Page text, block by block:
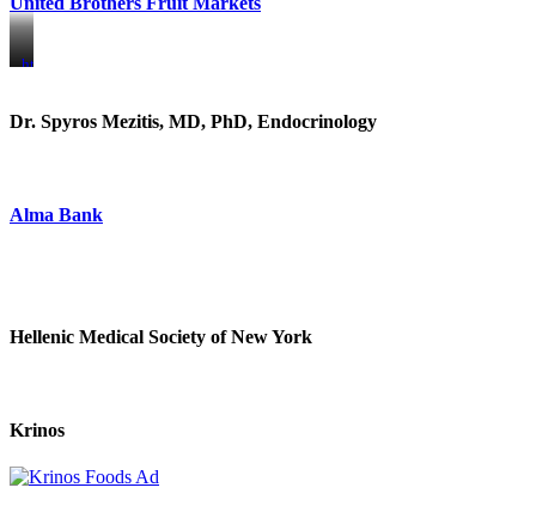
https://www.unitedbrothersfruitmarkets.com/
https://www.unitedbrothersfruitmarkets.com/
Dr. Spyros Mezitis, MD, PhD, Endocrinology
Alma Bank
Hellenic Medical Society of New York
Krinos